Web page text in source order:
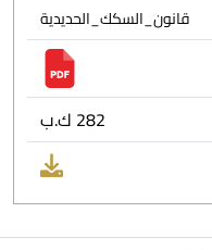
قانون_السكك_الحديدية
282 ك.ب